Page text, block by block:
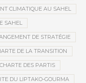
CLIMATIQUE AU SAHEL
SAHEL
DE STRATÉGIE
DE LA TRANSITION
CHARTE DES PARTIS
DU LIPTAKO-GOURMA